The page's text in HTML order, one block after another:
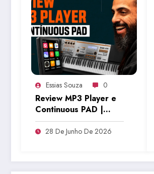
Essias Souza 0
Review MP3 Player e
Continuous PAD |
Tudo Sobre Teclado
Musical
28 De Junho De 2026